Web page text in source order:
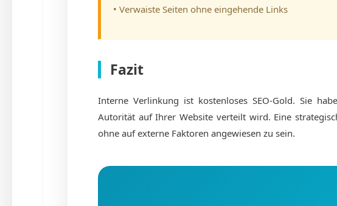
• Verwaiste Seiten ohne eingehende Links
Fazit
Interne Verlinkung ist kostenloses SEO-Gold. Sie
Autorität auf Ihrer Website verteilt wird. Eine
ohne auf externe Faktoren angewiesen zu sein.